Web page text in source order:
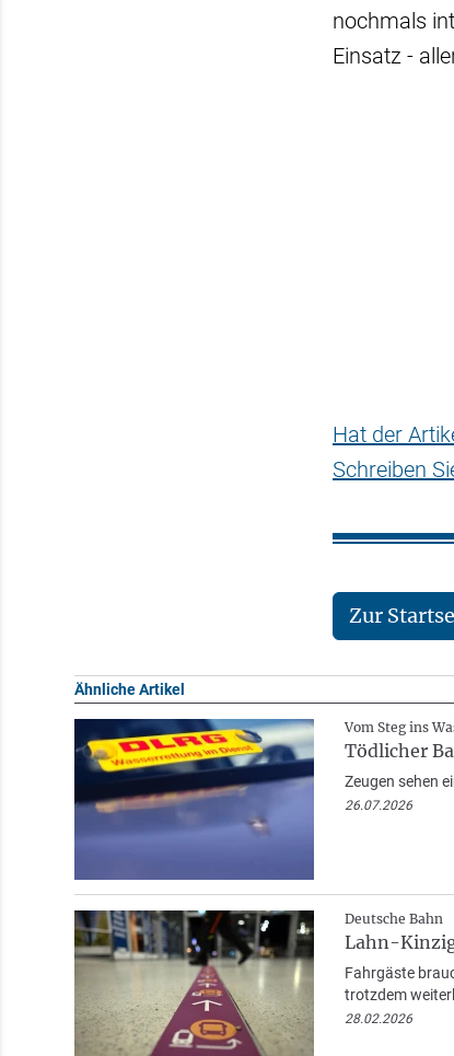
nochmals
Einsatz -
Hat der
Schreiben
Zur
Ähnliche Artikel
Vom Steg ins
Tödlicher
Zeugen sehen
26.07.2026
Deutsche Bahn
Lahn-
Fahrgäste
trotzdem
28.02.2026